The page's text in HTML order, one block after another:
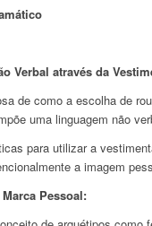
Verbal através da
de como a escolha de
uma linguagem não
para utilizar a
a imagem
Pessoal: